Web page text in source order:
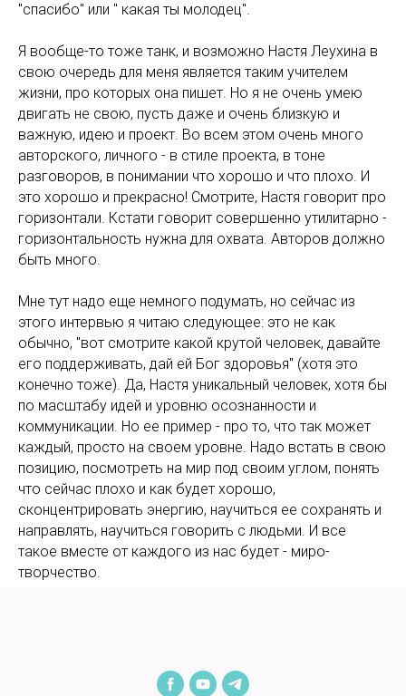
"спасибо" или " какая ты молодец".
Я вообще-то тоже танк, и возможно Настя Леухина в
свою очередь для меня является таким учителем
жизни, про которых она пишет. Но я не очень умею
двигать не свою, пусть даже и очень близкую и
важную, идею и проект. Во всем этом очень много
авторского, личного - в стиле проекта, в тоне
разговоров, в понимании что хорошо и что плохо. И
это хорошо и прекрасно! Смотрите, Настя говорит про
горизонтали. Кстати говорит совершенно утилитарно -
горизонтальность нужна для охвата. Авторов должно
быть много.
Мне тут надо еще немного подумать, но сейчас из
этого интервью я читаю следующее: это не как
обычно, "вот смотрите какой крутой человек, давайте
его поддерживать, дай ей Бог здоровья" (хотя это
конечно тоже). Да, Настя уникальный человек, хотя бы
по масштабу идей и уровню осознанности и
коммуникации. Но ее пример - про то, что так может
каждый, просто на своем уровне. Надо встать в свою
позицию, посмотреть на мир под своим углом, понять
что сейчас плохо и как будет хорошо,
сконцентрировать энергию, научиться ее сохранять и
направлять, научиться говорить с людьми. И все
такое вместе от каждого из нас будет - миро-
творчество.